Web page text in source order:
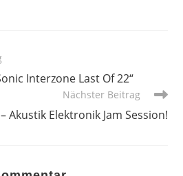
Interzone Last Of 22“
Nächster Beitrag
Akustik Elektronik Jam Session!